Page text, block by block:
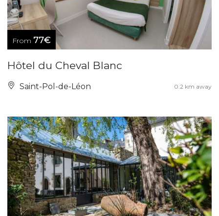
From 77€
Hôtel du Cheval Blanc
Saint-Pol-de-Léon 0.2 km away